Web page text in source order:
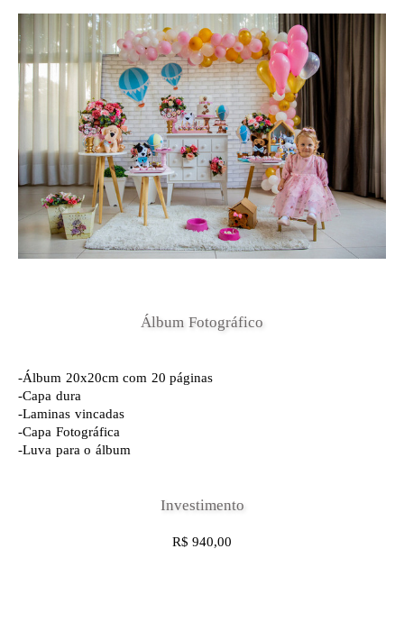
Álbum Fotográfico
-Álbum 20x20cm com 20 páginas
-Capa dura
-Laminas vincadas
-Capa Fotográfica
-Luva para o álbum
Investimento
R$ 940,00